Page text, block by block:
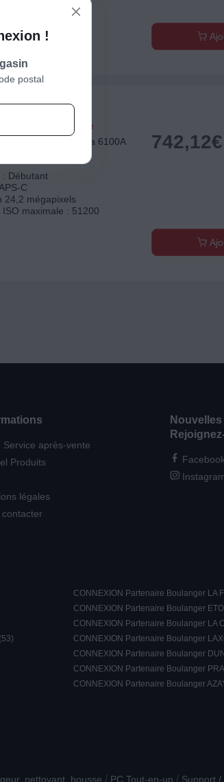
obj. interchangeable
Hybride SONY Alpha 6100A
: Débutant
C
24,2 mégapixels
ISO maximale : 51200
742,12€
Service après-vente
Produits
légales
contacter
CONNEXION Partenaire Boulanger LA
CONNEXION Partenaire Boulanger
CONNEXION Partenaire Boulanger LA
CONNEXION Partenaire Boulanger
CONNEXION Partenaire Boulanger
CONNEXION Partenaire Boulanger
CONNEXION Partenaire Boulanger
nettoyant, housse / PC Tout-en-un / Support /
!
postal